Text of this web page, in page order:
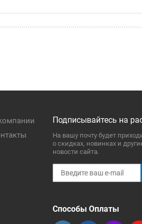
Подписывайтесь на
На вашу почту будет
о скидках, новинках и
новости сайта.
Способы Оплаты